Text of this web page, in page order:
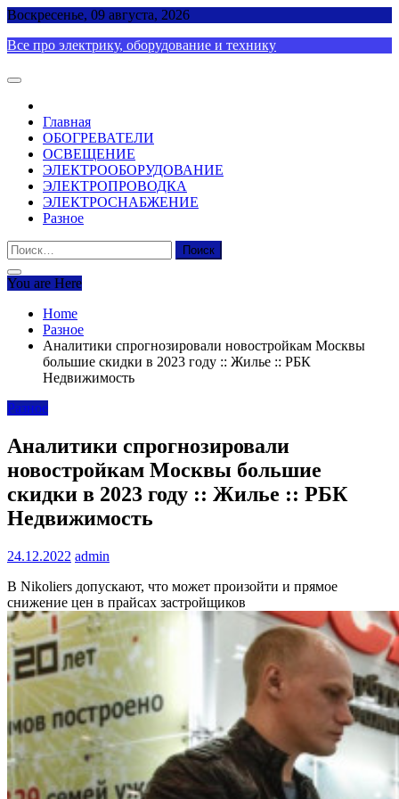
Skip
content
Воскресенье, 09 августа, 2026
Все про электрику, оборудование и технику
Главная
ОБОГРЕВАТЕЛИ
ОСВЕЩЕНИЕ
ЭЛЕКТРООБОРУДОВАНИЕ
ЭЛЕКТРОПРОВОДКА
ЭЛЕКТРОСНАБЖЕНИЕ
Разное
Найти:
You are Here
Home
Разное
Аналитики спрогнозировали новостройкам Москвы
большие скидки в 2023 году :: Жилье :: РБК
Недвижимость
Разное
Аналитики спрогнозировали
новостройкам Москвы большие
скидки в 2023 году :: Жилье :: РБК
Недвижимость
24.12.2022 admin
В Nikoliers допускают, что может произойти и прямое
снижение цен в прайсах застройщиков